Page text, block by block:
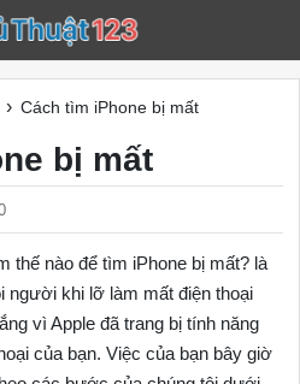
› Cách tìm iPhone bị mất
bị mất
thế nào để tìm iPhone bị mất? là
người khi lỡ làm mất điện thoại
vì Apple đã trang bị tính năng
của bạn. Việc của bạn bây giờ